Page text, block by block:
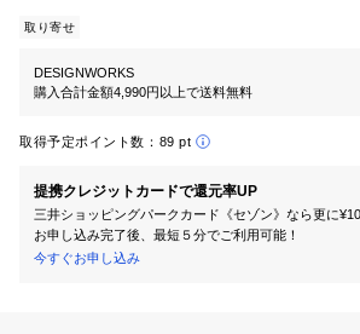
取り寄せ
DESIGNWORKS
購入合計金額4,990円以上で送料無料
取得予定ポイント数： 89 pt
提携クレジットカードで還元率UP
三井ショッピングパークカード《セゾン》なら更に
お申し込み完了後、最短５分でご利用可能！
今すぐお申し込み